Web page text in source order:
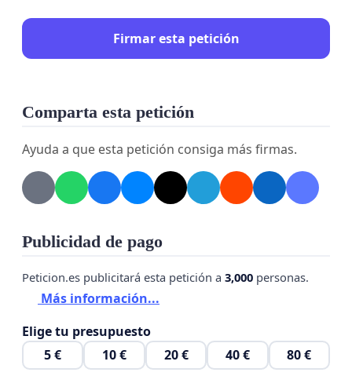
autonómico como estatal e internacional, que se
revise de forma inmediata el sistema de tutela y
familiar.
Exigimos lo siguiente:
abierto:
La tutela debe ser declarada únicamente mediante
resolución judicial debidamente motivada.
Si no hay una resolución judicial firme, cualquier
familia es irregular y contraria al derecho.
Firmar esta petición
Comparta esta petición
Ayuda a que esta petición consiga más firmas.
Publicidad de pago
Peticion.es publicitará esta petición a 3,000 personas.
Más información...
Elige tu presupuesto
5 €
10 € 20 € 40 € 80 €